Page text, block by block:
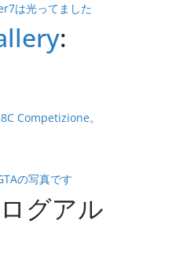
は光ってました
:
Competizione。
の写真です
グアル